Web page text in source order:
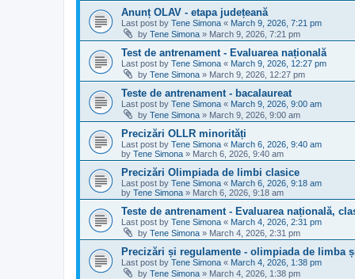
Anunț OLAV - etapa județeană
Last post by Tene Simona « March 9, 2026, 7:21 pm
by Tene Simona » March 9, 2026, 7:21 pm
Test de antrenament - Evaluarea națională
Last post by Tene Simona « March 9, 2026, 12:27 pm
by Tene Simona » March 9, 2026, 12:27 pm
Teste de antrenament - bacalaureat
Last post by Tene Simona « March 9, 2026, 9:00 am
by Tene Simona » March 9, 2026, 9:00 am
Precizări OLLR minorități
Last post by Tene Simona « March 6, 2026, 9:40 am
by Tene Simona » March 6, 2026, 9:40 am
Precizări Olimpiada de limbi clasice
Last post by Tene Simona « March 6, 2026, 9:18 am
by Tene Simona » March 6, 2026, 9:18 am
Teste de antrenament - Evaluarea națională,
Last post by Tene Simona « March 4, 2026, 2:31 pm
by Tene Simona » March 4, 2026, 2:31 pm
Precizări și regulamente - olimpiada de limba
Last post by Tene Simona « March 4, 2026, 1:38 pm
by Tene Simona » March 4, 2026, 1:38 pm